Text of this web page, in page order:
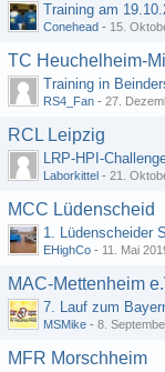
Training am
Conehead - 15.
TC Heuchelheim-
Training in
RS4_Fan - 27.
RCL Leipzig
LRP-HPI-
Laborkittel - 21.
MCC Lüdenscheid
1. Lüdenscheider
EHighCo - 11. Mai
MAC-Mettenheim
7. Lauf zum
MSMike - 8.
MFR Morschheim